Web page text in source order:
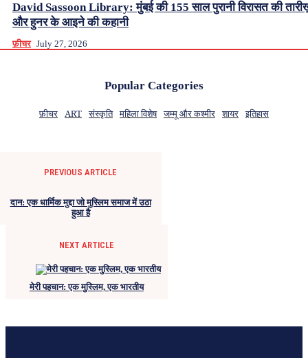
David Sassoon Library: मुंबई की 155 साल पुरानी विरासत की
और हुनर के आइने की कहानी
फ़ीचर July 27, 2026
Popular Categories
फ़ीचर ART संस्कृति महिला विशेष जम्मू और कश्मीर शायर इतिहास
PREVIOUS ARTICLE
दान: एक धार्मिक मुद्दा जो मुस्लिम समाज में उठा
हुआ है
NEXT ARTICLE
मेरी पहचान: एक मुस्लिम, एक भारतीय